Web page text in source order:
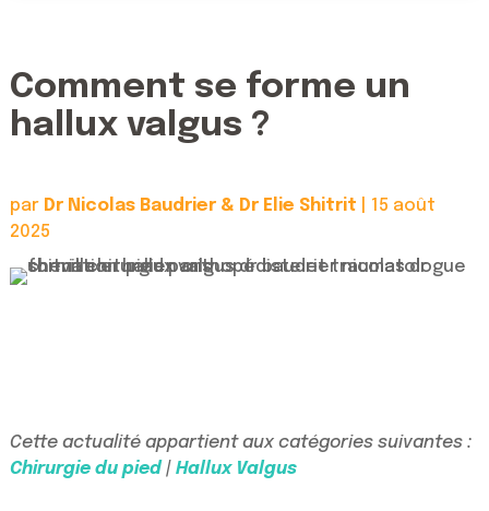
Comment se forme un
hallux valgus ?
par Dr Nicolas Baudrier & Dr Elie Shitrit
15 août
2025
Cette actualité appartient aux catégories suivantes :
Chirurgie du pied| Hallux Valgus